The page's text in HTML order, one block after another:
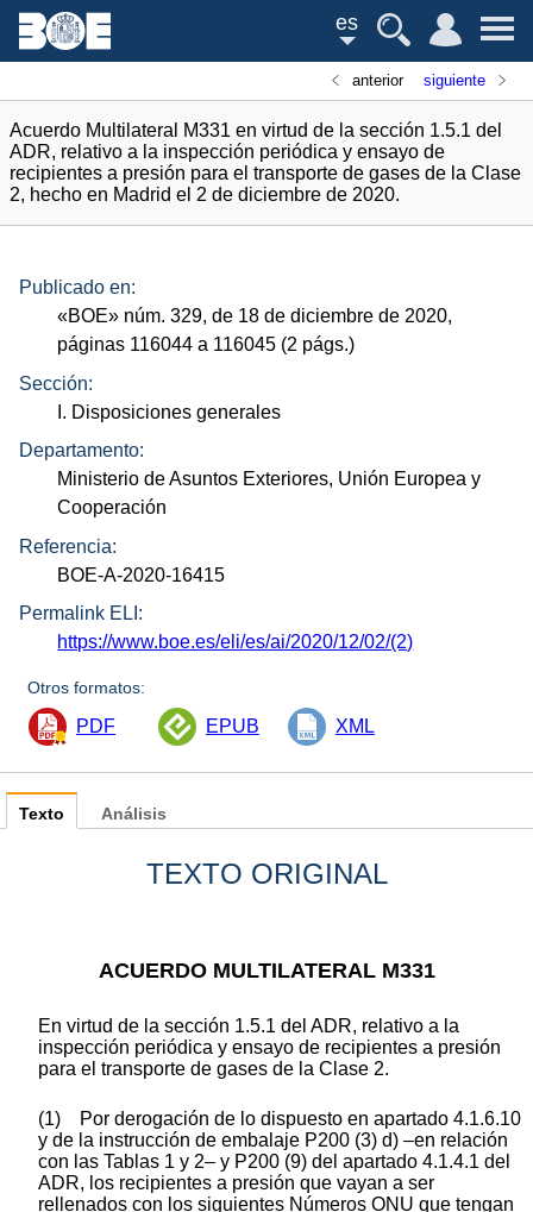
es
anterior siguiente
Acuerdo Multilateral M331 en virtud de la sección 1.5.1 del
ADR, relativo a la inspección periódica y ensayo de
recipientes a presión para el transporte de gases de la Clase
2, hecho en Madrid el 2 de diciembre de 2020.
Publicado en:
«BOE» núm. 329, de 18 de diciembre de 2020,
páginas 116044 a 116045 (2 págs.)
Sección:
I. Disposiciones generales
Departamento:
Ministerio de Asuntos Exteriores, Unión Europea y
Cooperación
Referencia:
BOE-A-2020-16415
Permalink ELI:
https://www.boe.es/eli/es/ai/2020/12/02/(2)
Otros formatos:
PDF EPUB XML
Texto
TEXTO ORIGINAL
ACUERDO MULTILATERAL M331
En virtud de la sección 1.5.1 del ADR, relativo a la
inspección periódica y ensayo de recipientes a presión
para el transporte de gases de la Clase 2.
(1) Por derogación de lo dispuesto en apartado 4.1.6.10
y de la instrucción de embalaje P200 (3) d) –en relación
con las Tablas 1 y 2– y P200 (9) del apartado 4.1.4.1 del
ADR, los recipientes a presión que vayan a ser
rellenados con los siguientes Números ONU que tengan
Análisis